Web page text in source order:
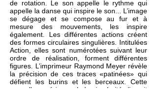
de rotation. Le son appelle le rythme qui
appelle la danse qui inspire le son... L’image
se dégage et se compose au fur et à
mesure des mouvements, les inspire
également. Les différentes actions créent
des formes circulaires singulières. Intitulées
Action, elles sont numérotées suivant leur
ordre de réalisation, forment différentes
figures. L’imprimeur Raymond Meyer révèle
la précision de ces traces «patinées» qui
défient les burins et les berceaux. Cette
nouvelle expérience de la circularité s’inscrit